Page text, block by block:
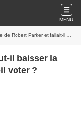
MENU
Parker et fallait-il voter ?
il baisser la
voter ?